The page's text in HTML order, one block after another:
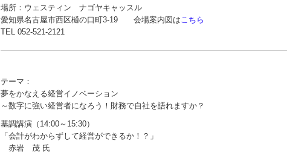
場所：ウェスティン ナゴヤキャッスル
愛知県名古屋市西区樋の口町3-19 会場案内図はこちら
TEL 052-521-2121
テーマ：
夢をかなえる経営イノベーション
～数字に強い経営者になろう！財務で自社を語れますか？
基調講演（14:00～15:30）
「会計がわからずして経営ができるか！？」
赤岩 茂 氏